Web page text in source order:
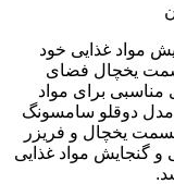
مواد غذایی خود
قسمت یخچال فضای
برای مواد
مدل دوقلو سامسونگ
قسمت یخچال و فریزر
و گنجایش مواد غذایی